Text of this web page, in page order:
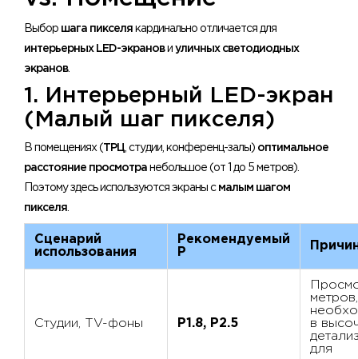
Выбор шага пикселя кардинально отличается для
интерьерных LED-экранови уличных светодиодных
экранов.
1. Интерьерный LED-экран
(Малый шаг пикселя)
В помещениях (ТРЦ , студии, конференц-залы) оптимальное
расстояние просмотра небольшое (от 1 до 5 метров).
Поэтому здесь используются экраны с малым шагом
пикселя
Сценарий
использования
Рекомендуемый
P
Студии, TV-фоны P1.8, P2.5
метров,
в
для